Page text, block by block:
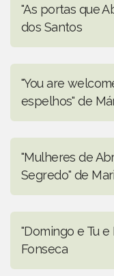
"As portas que
dos Santos
"You are
espelhos" de
"Mulheres de
Segredo" de
"Domingo e Tu
Fonseca